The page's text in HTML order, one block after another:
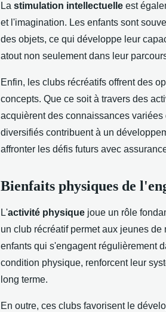
La stimulation intellectuelle est
et l'imagination. Les enfants sont
des objets, ce qui développe leur
atout non seulement dans leur
Enfin, les clubs récréatifs offrent des
concepts. Que ce soit à travers des
acquièrent des connaissances
diversifiés contribuent à un
affronter les défis futurs avec
Bienfaits physiques de
L'activité physique joue un rôle
un club récréatif permet aux jeunes
enfants qui s'engagent régulièrement
condition physique, renforcent leur
long terme.
En outre, ces clubs favorisent le